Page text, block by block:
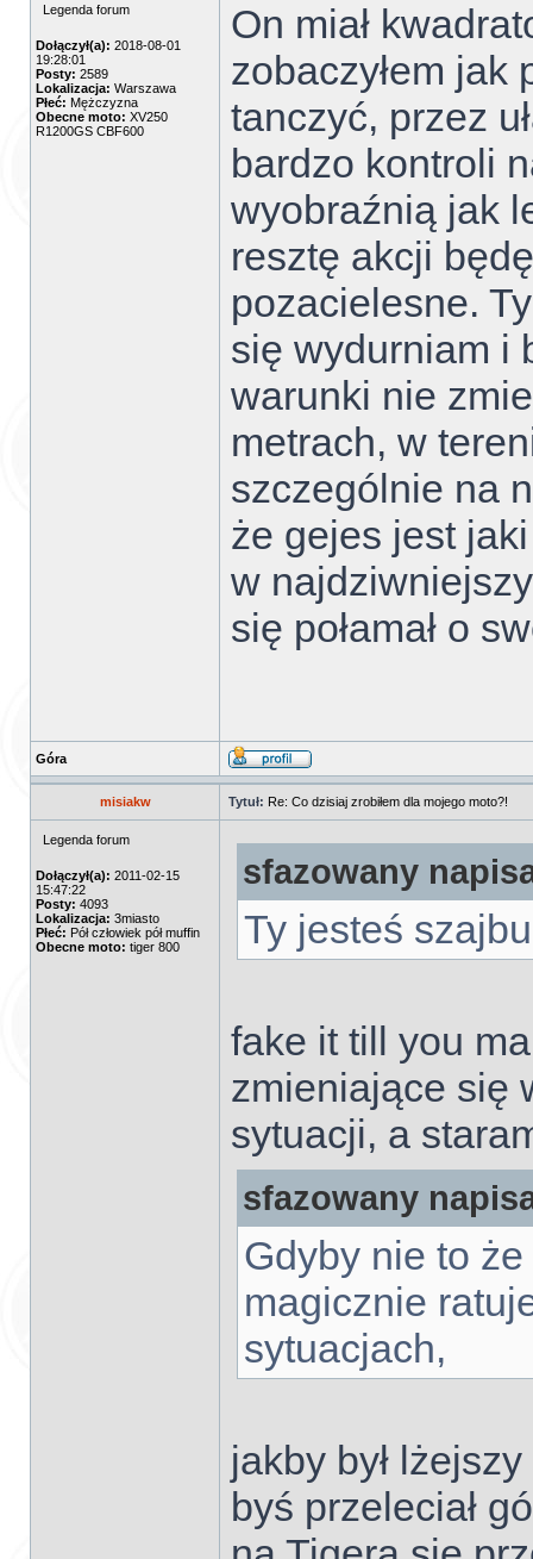
Legenda forum
Dołączył(a): 2018-08-01
19:28:01
Posty: 2589
Lokalizacja: Warszawa
Płeć: Mężczyzna
Obecne moto: XV250
R1200GS CBF600
On miał
zobaczyłem jak
tanczyć, przez
bardzo kontroli
wyobraźnią jak
resztę akcji
pozacielesne.
się wydurniam i
warunki nie
metrach, w
szczególnie na
że gejes jest
w
się połamał o
Góra
misiakw Tytuł: Re: Co dzisiaj zrobiłem dla mojego moto?!
Legenda forum
Dołączył(a): 2011-02-15
15:47:22
Posty: 4093
Lokalizacja: 3miasto
Płeć: Pół człowiek pół muffin
Obecne moto: tiger 800
sfazowany
Ty jesteś
fake it till you
zmieniające się
sytuacji, a
sfazowany
Gdyby nie to
magicznie
sytuacjach,
jakby był
byś przeleciał